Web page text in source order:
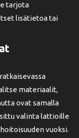
tarjota
lisätietoa tai
materiaalit,
ovat samalla
valinta lattioille
vuoksi.